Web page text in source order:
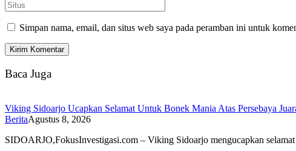
Simpan nama, email, dan situs web saya pada peramban ini untuk
Baca Juga
Viking Sidoarjo Ucapkan Selamat Untuk Bonek Mania Atas Persebaya
BeritaAgustus 8, 2026
SIDOARJO,FokusInvestigasi.com – Viking Sidoarjo mengucapkan